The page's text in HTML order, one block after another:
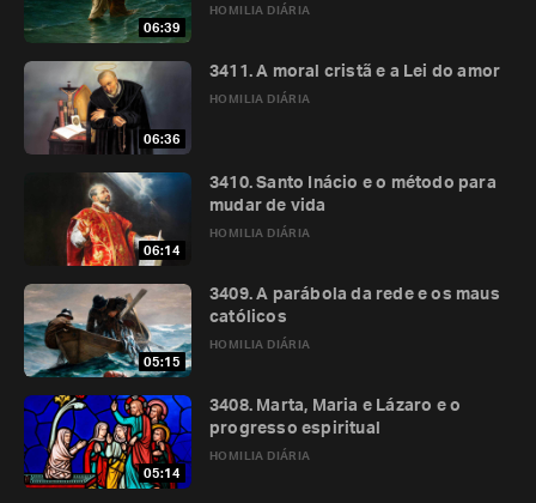
06:39
HOMILIA DIÁRIA
06:36
HOMILIA DIÁRIA
3411. A moral cristã e a Lei do amor
06:14
HOMILIA DIÁRIA
3410. Santo Inácio e o método para
mudar de vida
05:15
HOMILIA DIÁRIA
3409. A parábola da rede e os maus
católicos
05:14
HOMILIA DIÁRIA
3408. Marta, Maria e Lázaro e o
progresso espiritual